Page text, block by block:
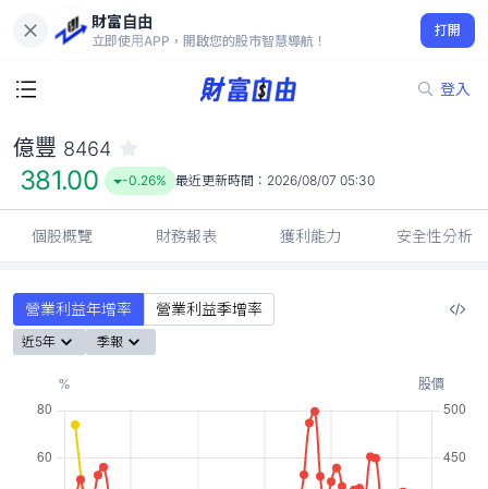
財富自由
立即使用APP，開啟您的股市智慧導航！
打開
登入
381.00
-0.26%
億豐 8464
381.00 -0.26% 最近更新時間： 2026/08/07 05:30
個股概覽 財務報表 獲利能力 安全性分析
營業利益年增率 營業利益季增率
近5年 季報